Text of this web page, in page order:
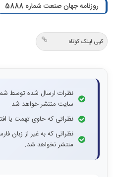
روزنامه جهان صنعت شماره 5888
کپی لینک کوتاه
نظرات ارسال شده توسط
سایت منتشر خواهد شد.
نظراتی که حاوی تهمت یا
نظراتی که به غیر از زبان
منتشر نخواهد شد.